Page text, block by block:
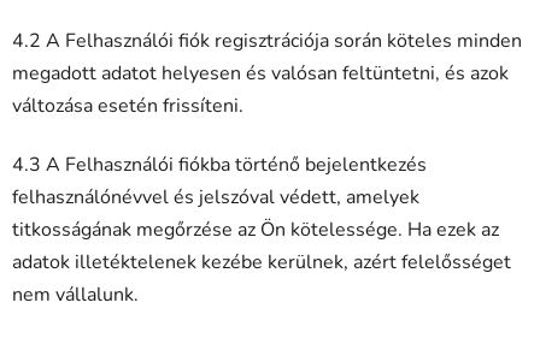
4.2 A Felhasználói fiók regisztrációja során köteles minden
megadott adatot helyesen és valósan feltüntetni, és azok
változása esetén frissíteni.
4.3 A Felhasználói fiókba történő bejelentkezés
felhasználónévvel és jelszóval védett, amelyek
titkosságának megőrzése az Ön kötelessége. Ha ezek az
adatok illetéktelenek kezébe kerülnek, azért felelősséget
nem vállalunk.